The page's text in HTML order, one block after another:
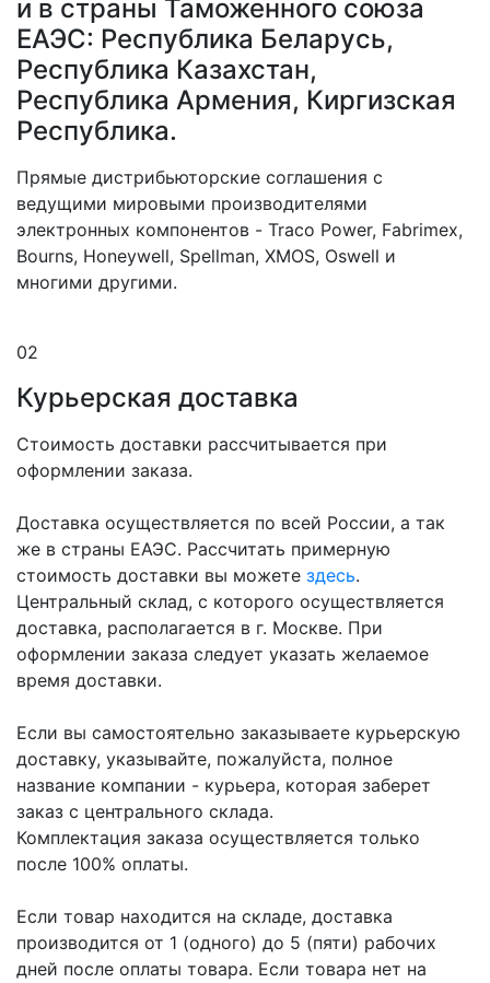
и в страны Таможенного союза
ЕАЭС: Республика Беларусь,
Республика Казахстан,
Республика Армения, Киргизская
Республика.
Прямые дистрибьюторские соглашения с
ведущими мировыми производителями
электронных компонентов - Traco Power, Fabrimex,
Bourns, Honeywell, Spellman, XMOS, Oswell и
многими другими.
02
Курьерская доставка
Стоимость доставки рассчитывается при
оформлении заказа.
Доставка осуществляется по всей России, а так
же в страны ЕАЭС. Рассчитать примерную
стоимость доставки вы можете здесь.
Центральный склад, с которого осуществляется
доставка, располагается в г. Москве. При
оформлении заказа следует указать желаемое
время доставки.
Если вы самостоятельно заказываете курьерскую
доставку, указывайте, пожалуйста, полное
название компании - курьера, которая заберет
заказ с центрального склада.
Комплектация заказа осуществляется только
после 100% оплаты.
Если товар находится на складе, доставка
производится от 1 (одного) до 5 (пяти) рабочих
дней после оплаты товара. Если товара нет на